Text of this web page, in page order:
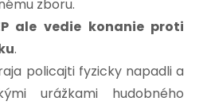
zboru.
ale vedie konanie proti
.
policajti fyzicky napadli a
urážkami hudobného